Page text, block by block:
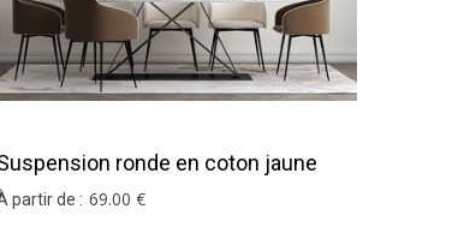
ronde en coton jaune
partir de : 69.00 €